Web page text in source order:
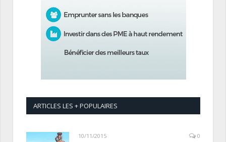
ARTICLES LES + POPULAIRES
10/11/2015 0